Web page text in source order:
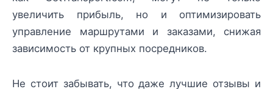
увеличить прибыль, но и оптимизировать
управление маршрутами и заказами, снижая
зависимость от крупных посредников.
Не стоит забывать, что даже лучшие отзывы и